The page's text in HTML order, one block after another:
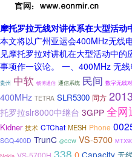
摩托罗拉无线对讲体系在大型活动
本文将以广州亚运会400MHz无线
见摩托罗拉对讲机在大型活动中
事项作一议论。 一、400MHz 无
贵州 中软 畅博通信 通信系统 民间 数字无线
400MHz TETRA SLR5300 同方 2013
托罗拉slr8000中继台 3GPP 全网
Kidner 技术 CTChat MESH Phone
SGQ-400D TrunC @CCW VS-5700
VS-5700H 338 0 Capacity